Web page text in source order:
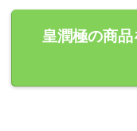
皇潤極の商